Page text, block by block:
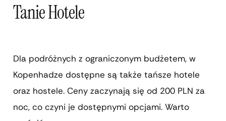
Tanie Hotele
Dla podróżnych z ograniczonym budżetem, w
Kopenhadze dostępne są także tańsze hotele
oraz hostele. Ceny zaczynają się od 200 PLN za
noc, co czyni je dostępnymi opcjami. Warto